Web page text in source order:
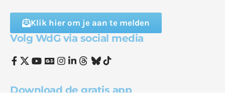
Klik hier om je aan te melden
Volg WdG via social media
Download de gratis app